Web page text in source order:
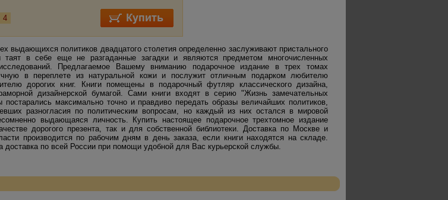
4
выдающихся политиков двадцатого столетия определенно заслуживают пристального
таят в себе еще не разгаданные загадки и являются предметом многочисленных
исследований. Предлагаемое Вашему вниманию подарочное издание в трех томах
в переплете из натуральной кожи и послужит отличным подарком любителю
дорогих книг. Книги помещены в подарочный футляр классического дизайна,
дизайнерской бумагой. Сами книги входят в серию "Жизнь замечательных
максимально точно и правдиво передать образы величайших политиков,
разногласия по политическим вопросам, но каждый из них остался в мировой
выдающаяся личность. Купить настоящее подарочное трехтомное издание
дорогого презента, так и для собственной библиотеки. Доставка по Москве и
производится по рабочим дням в день заказа, если книги находятся на складе.
доставка по всей России при помощи удобной для Вас курьерской службы.